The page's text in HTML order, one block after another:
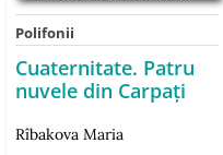
Polifonii
Cuaternitate. Patru
nuvele din Carpați
Rîbakova Maria